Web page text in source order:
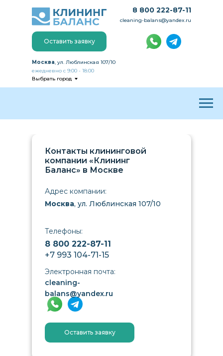
Оставить заявку
Выбрать город
8 800 222-87-11
Москва, ул. Люблинская 107/10
cleaning-balans@yandex.ru
ежедневно с 9:00 - 18:00
cleaning-
balans@yandex.ru
8 800 222-87-11
+7 993 104-71-15
Оставить заявку
Москва, ул. Люблинская 107/10
Адрес компании:
Телефоны:
Электронная почта:
Контакты клининговой
компании «Клининг
Баланс» в Москве